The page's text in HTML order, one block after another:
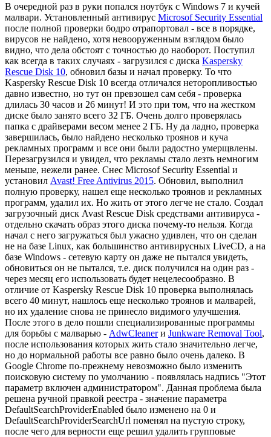
В очередной раз в руки попался ноутбук с Windows 7 и кучей
малвари. Установленный антивирус Microsof Security Essential
после полной проверки бодро отрапортовал - все в порядке,
вирусов не найдено, хотя невооруженным взглядом было
видно, что дела обстоят с точностью до наоборот. Поступил
как всегда в таких случаях - загрузился с диска Kaspersky
Rescue Disk 10, обновил базы и начал проверку. То что
Kaspersky Rescue Disk 10 всегда отличался неторопливостью
давно известно, но тут он превзошел сам себя - проверка
длилась 30 часов и 26 минут! И это при том, что на жестком
диске было занято всего 32 ГБ. Очень долго проверялась
папка с драйверами весом менее 2 ГБ. Ну да ладно, проверка
завершилась, было найдено несколько троянов и куча
рекламных программ и все они были радостно умерщвлены.
Перезагрузился и увидел, что рекламы стало лезть немногим
меньше, нежели ранее. Снес Microsof Security Essential и
установил Avast! Free Antivirus 2015. Обновил, выполнил
полную проверку, нашел еще несколько троянов и рекламных
программ, удалил их. Но жить от этого легче не стало. Создал
загрузочный диск Avast Rescue Disk средствами антивируса -
отдельно скачать образ этого диска почему-то нельзя. Когда
начал с него загружаться был ужасно удивлен, что он сделан
не на базе Linux, как большинство антивирусных LiveCD, а на
базе Windows - сетевую карту он даже не пытался увидеть,
обновиться он не пытался, т.е. диск получился на один раз -
через месяц его использовать будет нецелесообразно. В
отличие от Kaspersky Rescue Disk 10 проверка выполнялась
всего 40 минут, нашлось еще несколько троянов и малварей,
но их удаление снова не принесло видимого улучшения.
После этого в дело пошли специализированные программы
для борьбы с малварью - AdwCleanerи Junkware Removal Tool,
после использования которых жить стало значительно легче,
но до нормальной работы все равно было очень далеко. В
Google Chrome по-прежнему невозможно было изменить
поисковую систему по умолчанию - появлялась надпись "Этот
параметр включен администратором". Данная проблема была
решена ручной правкой реестра - значение параметра
DefaultSearchProviderEnabled было изменено на 0 и
DefaultSearchProviderSearchUrl поменял на пустую строку,
после чего для верности еще решил удалить групповые